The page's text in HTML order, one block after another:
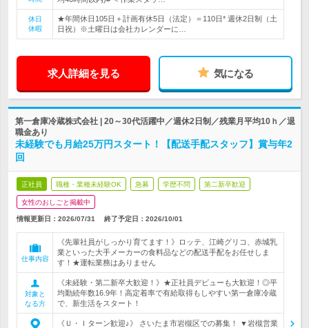
休日
休暇
★年間休日105日＋計画有休5日（法定）＝110日* 週休2日制（土
日祝）※土曜日は会社カレンダーに…
求人詳細を見る 気になる
第一倉庫冷蔵株式会社 | 20～30代活躍中／週休2日制／残業月平均10ｈ／退
職金あり
未経験でも月給25万円スタート！【配送手配スタッフ】賞与年2
回
正社員 職種・業種未経験OK 急募 学歴不問 第二新卒歓迎
女性のおしごと掲載中
情報更新日：2026/07/31 終了予定日： 2026/10/01
仕事内容
《先輩社員がしっかり育てます！》ロッテ、江崎グリコ、赤城乳
業といった大手メーカーの食料品などの配送手配をお任せしま
す！★運転業務はありません
対象と
なる方
《未経験・第二新卒大歓迎！》★正社員デビューも大歓迎！◎平
均勤続年数16.9年！高定着率で有給取得もしやすい第一倉庫冷蔵
で、新生活をスタート！
《Ｕ・Ｉターン歓迎♪》 さいたま市岩槻区での募集！ ▼岩槻営業